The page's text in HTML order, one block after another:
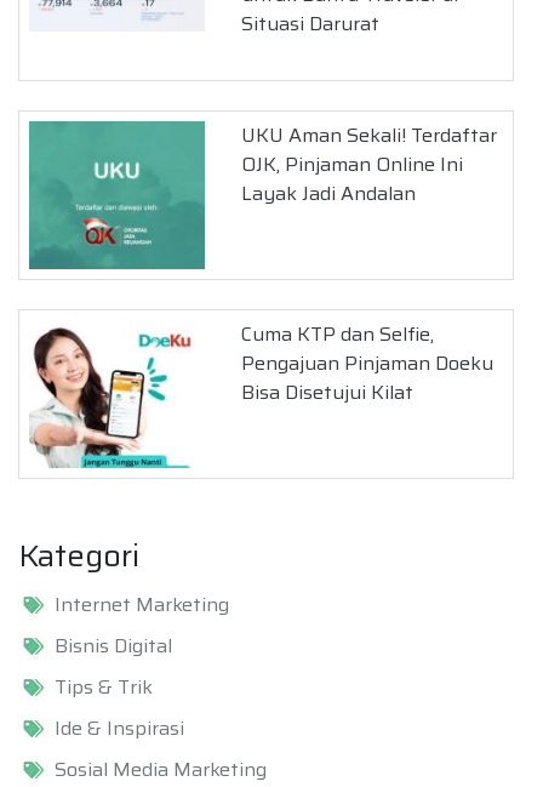
Situasi Darurat
UKU Aman Sekali! Terdaftar
OJK, Pinjaman Online Ini
Layak Jadi Andalan
Cuma KTP dan Selfie,
Pengajuan Pinjaman Doeku
Bisa Disetujui Kilat
Kategori
Internet Marketing
Bisnis Digital
Tips & Trik
Ide & Inspirasi
Sosial Media Marketing